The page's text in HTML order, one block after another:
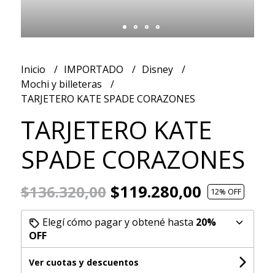
Inicio IMPORTADO
Disney
Mochi y billeteras
TARJETERO KATE SPADE CORAZONES
TARJETERO KATE
SPADE CORAZONES
$136.320,00$119.280,00 12% OFF
Elegí cómo pagar y obtené hasta 20%
OFF
Ver cuotas y descuentos